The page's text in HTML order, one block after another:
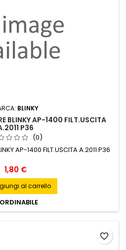
BLINKY
BLINKY AP-1400 FILT.USCITA
P36
(0)
AP-1400 FILT.USCITA A.2011 P36
Prezzo
1,80 €
al carrello
ORDINABILE
favorite_border